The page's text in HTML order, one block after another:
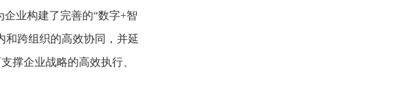
业构建了完善的“数字+智
和跨组织的高效协同，并延
撑企业战略的高效执行、